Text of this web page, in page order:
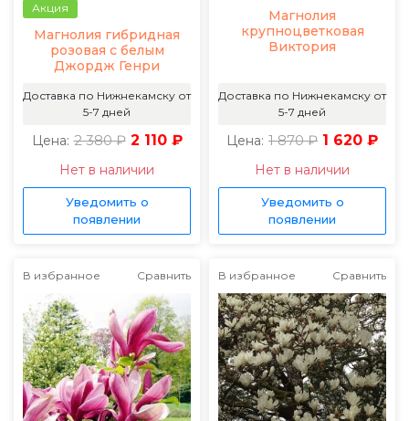
Акция
Магнолия гибридная
розовая с белым
Джордж Генри
Доставка по Нижнекамску от
5-7 дней
Цена: 2 380 ₽ 2 110 ₽
Нет в наличии
Уведомить о
появлении
Магнолия
крупноцветковая
Виктория
Доставка по Нижнекамску от
5-7 дней
Цена: 1 870 ₽ 1 620 ₽
Нет в наличии
Уведомить о
появлении
В избранное Сравнить В избранное Сравнить